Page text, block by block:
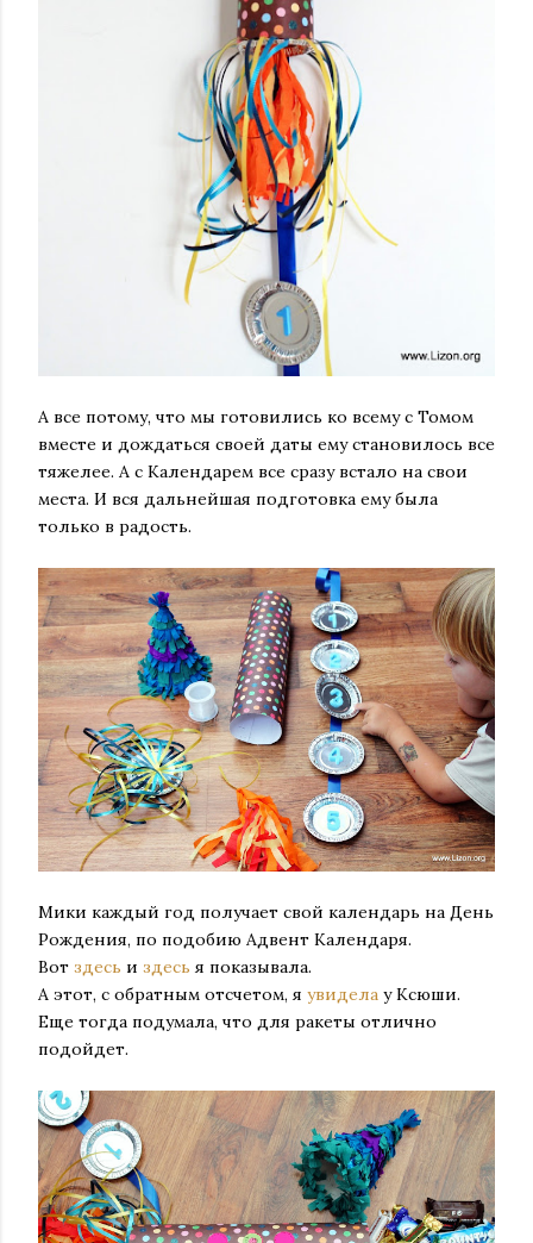
А все потому, что мы готовились ко всему с Томом
вместе и дождаться своей даты ему становилось все
тяжелее. А с Календарем все сразу встало на свои
места. И вся дальнейшая подготовка ему была
только в радость.
Мики каждый год получает свой календарь на День
Рождения, по подобию Адвент Календаря.
Вот здесь и здесь я показывала.
А этот, с обратным отсчетом, я увидела у Ксюши.
Еще тогда подумала, что для ракеты отлично
подойдет.